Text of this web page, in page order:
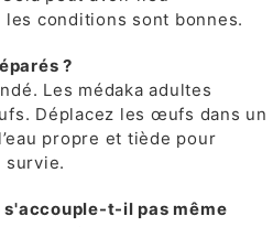
conditions sont bonnes.
?
Les médaka adultes
Déplacez les œufs dans un
propre et tiède pour
survie.
s'accouple-t-il pas même